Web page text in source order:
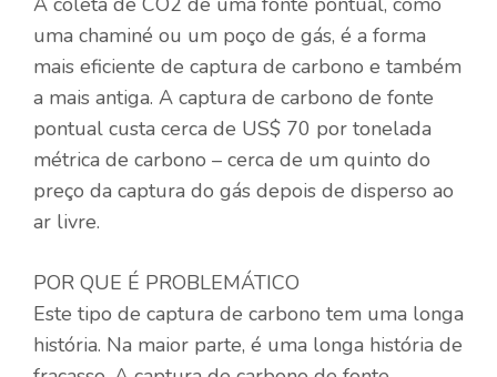
uma chaminé ou um poço de gás, é a forma
mais eficiente de captura de carbono e também
a mais antiga. A captura de carbono de fonte
pontual custa cerca de US$ 70 por tonelada
métrica de carbono – cerca de um quinto do
preço da captura do gás depois de disperso ao
ar livre.
POR QUE É PROBLEMÁTICO
Este tipo de captura de carbono tem uma longa
história. Na maior parte, é uma longa história de